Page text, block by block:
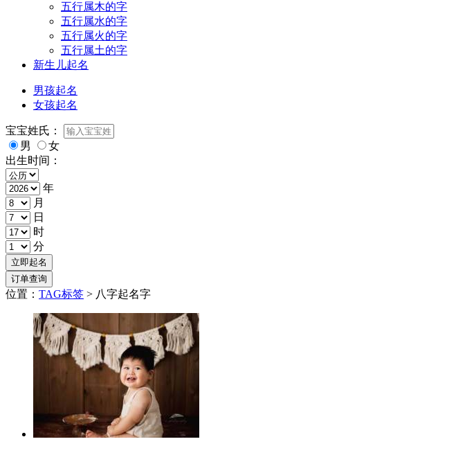
五行属木的字
五行属水的字
五行属火的字
五行属土的字
新生儿起名
男孩起名
女孩起名
宝宝姓氏：
男
女
出生时间：
年
月
日
时
分
位置： TAG标签 > 八字起名字